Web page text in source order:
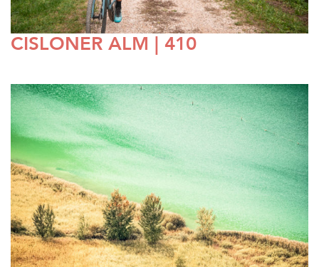
CISLONER ALM | 410